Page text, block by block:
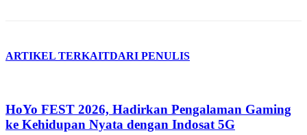
ARTIKEL TERKAITDARI PENULIS
HoYo FEST 2026, Hadirkan Pengalaman Gaming
ke Kehidupan Nyata dengan Indosat 5G